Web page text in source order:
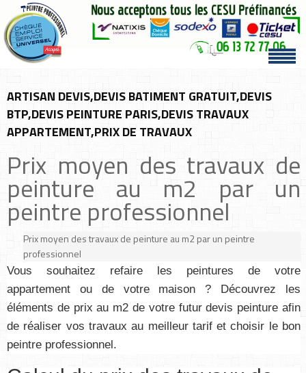
ARTISAN DEVIS,DEVIS BATIMENT GRATUIT,DEVIS
BTP,DEVIS PEINTURE PARIS,DEVIS TRAVAUX
APPARTEMENT,PRIX DE TRAVAUX
Prix moyen des travaux de
peinture au m2 par un
peintre professionnel
Prix moyen des travaux de peinture au m2 par un peintre
professionnel
Vous souhaitez refaire les peintures de votre
appartement ou de votre maison ? Découvrez les
éléments de prix au m2 de votre futur devis peinture afin
de réaliser vos travaux au meilleur tarif et choisir le bon
peintre professionnel.